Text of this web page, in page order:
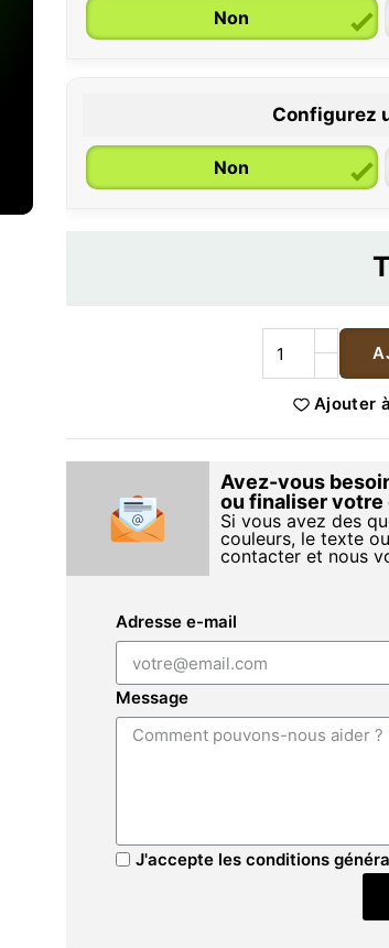
Non
Configurez
Non
Ajouter
Avez-vous
ou finaliser votre
Si vous avez des
couleurs, le texte
contacter et nous
Adresse e-mail
Message
J'accepte les conditions